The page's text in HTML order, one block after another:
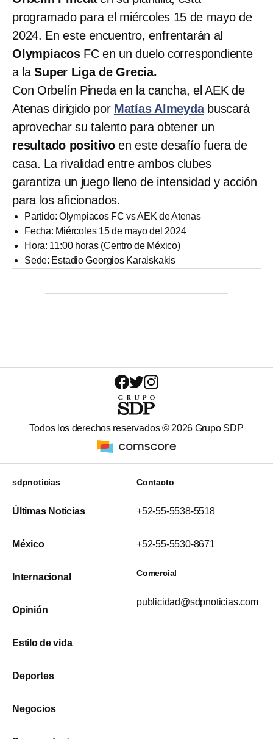
programado para el miércoles 15 de mayo de
2024. En este encuentro, enfrentarán al
Olympiacos FC en un duelo correspondiente
a laSuper Liga de Grecia.
Con Orbelín Pineda en la cancha, el AEK de
Atenas dirigido por Matías Almeydabuscará
aprovechar su talento para obtener un
resultado positivo en este desafío fuera de
casa. La rivalidad entre ambos clubes
garantiza un juego lleno de intensidad y acción
para los aficionados.
Partido: Olympiacos FC vs AEK de Atenas
Fecha: Miércoles 15 de mayo del 2024
Hora: 11:00 horas (Centro de México)
Sede: Estadio Georgios Karaiskakis
Todos los derechos reservados © 2026 Grupo SDP
sdpnoticias
Últimas Noticias
México
Internacional
Opinión
Estilo de vida
Deportes
Negocios
Contacto
+52-55-5538-5518
+52-55-5530-8671
Comercial
publicidad@sdpnoticias.com